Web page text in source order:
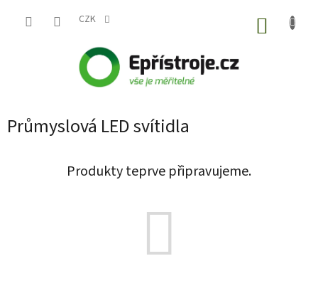
CZK
Průmyslová LED svítidla
Produkty teprve připravujeme.